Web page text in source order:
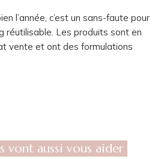
l’année, c’est un sans-faute pour
réutilisable. Les produits sont en
vente et ont des formulations
vont aussi vous aider